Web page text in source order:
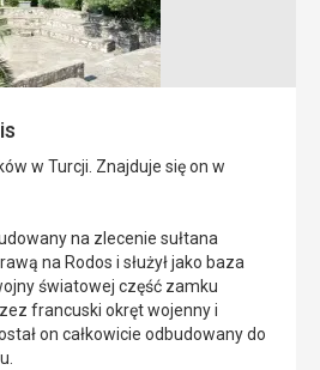
w Turcji. Znajduje się on w
na zlecenie sułtana
na Rodos i służył jako baza
światowej część zamku
francuski okręt wojenny i
on całkowicie odbudowany do